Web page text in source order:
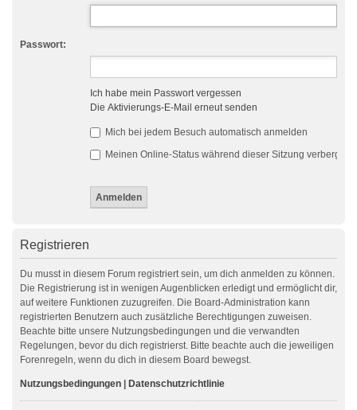
Passwort:
Ich habe mein Passwort vergessen
Die Aktivierungs-E-Mail erneut senden
Mich bei jedem Besuch automatisch anmelden
Meinen Online-Status während dieser Sitzung verbergen
Registrieren
Du musst in diesem Forum registriert sein, um dich anmelden zu können.
Die Registrierung ist in wenigen Augenblicken erledigt und ermöglicht dir,
auf weitere Funktionen zuzugreifen. Die Board-Administration kann
registrierten Benutzern auch zusätzliche Berechtigungen zuweisen.
Beachte bitte unsere Nutzungsbedingungen und die verwandten
Regelungen, bevor du dich registrierst. Bitte beachte auch die jeweiligen
Forenregeln, wenn du dich in diesem Board bewegst.
Nutzungsbedingungen Datenschutzrichtlinie